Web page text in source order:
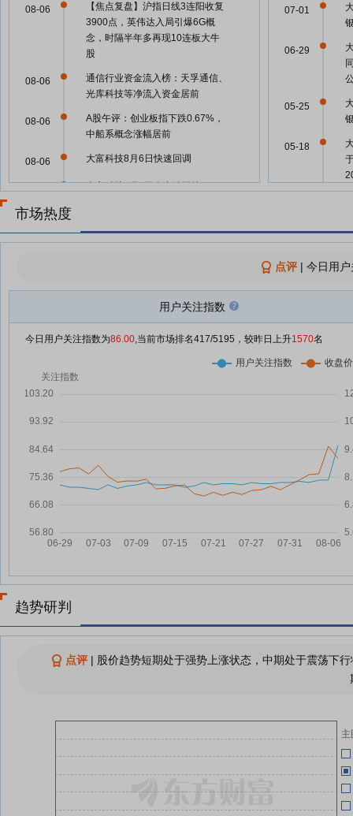
【焦点复盘】沪指日线3连阳收复
3900点，英伟达入局引爆6G概
念，时隔半年多再现10连板大牛
股
08-06
通信行业资金流入榜：天孚通信、
光库科技等净流入资金居前
08-06
A股午评：创业板指下跌0.67%，
中船系概念涨幅居前
08-06
大富科技8月6日快速回调
08-06
大富科技8月6日盘中涨幅达5%
08-06
08-06
大富科技8月6日快速反弹
08-06
大富科技：融资净买入75.66万
元，融资余额2.08亿元
07-31
大富科技：融资净偿还199.09万
元，融资余额2.13亿元
07-29
07-22
07-01
06-29
05-25
05-18
05-14
04-27
04-27
04-27
04-27
市场热度
点评| 今日用
用户关注指数
今日用户关注指数为86.00,当前市场排名417/5195，较昨日上升1570名
趋势研判
点评| 股价趋势短期处于强势上涨状态，中期处于震荡下
主